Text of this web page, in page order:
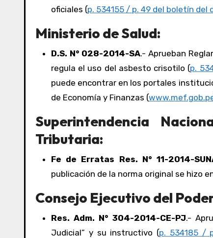
oficiales (p. 534155 / p. 49 del boletín del
Ministerio de Salud:
D.S. N° 028-2014-SA.- Aprueban
regula el uso del asbesto crisotilo (p.
puede encontrar en los portales
de Economía y Finanzas (
Superintendencia
Tributaria:
Fe de Erratas Res. N° 11-2014-
publicación de la norma original se hizo
Consejo Ejecutivo del
Res. Adm. N° 304-2014-CE-PJ.-
Judicial” y su instructivo (p. 534185 /